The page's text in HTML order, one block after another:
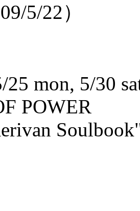
5/22）
mon, 5/30
POWER